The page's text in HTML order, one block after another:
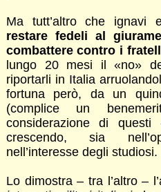
Ma tutt’altro che ignavi
restare fedeli al
combattere contro i
lungo 20 mesi il «no»
riportarli in Italia
fortuna però, da un
(complice un
considerazione di questi
crescendo, sia
nell’interesse degli studiosi.
Lo dimostra – tra l’altro –